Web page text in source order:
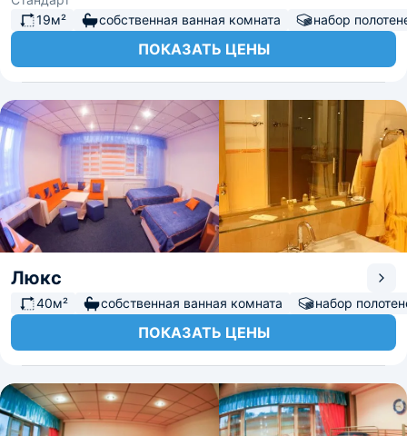
19м²
собственная ванная комната набор
ПОКАЗАТЬ ЦЕНЫ
Люкс
40м² собственная ванная комната набор
ПОКАЗАТЬ ЦЕНЫ